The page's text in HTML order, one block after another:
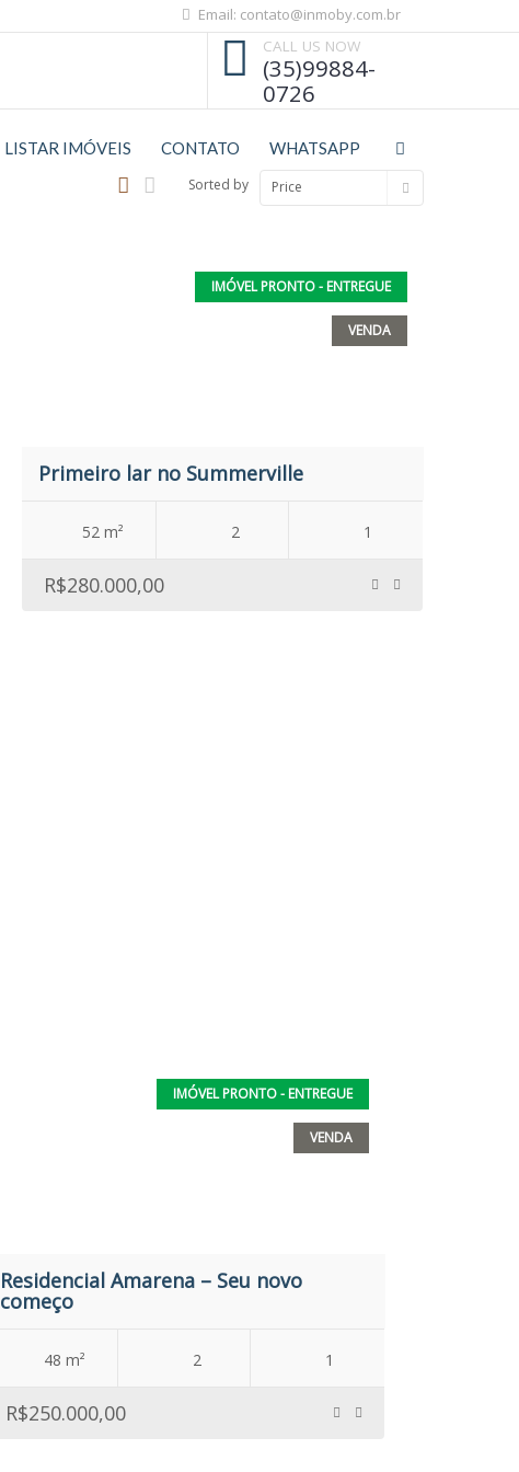
Email: contato@inmoby.com.br
CALL US NOW
(35)99884-
0726
LISTAR IMÓVEIS CONTATO WHATSAPP
Sorted by Price
IMÓVEL PRONTO - ENTREGUE
VENDA
Primeiro lar no Summerville
52 m² 2 1
R$280.000,00
IMÓVEL PRONTO - ENTREGUE
VENDA
Residencial Amarena – Seu novo
começo
48 m² 2 1
R$250.000,00